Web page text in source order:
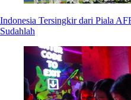
Indonesia Tersingkir dari Piala
Sudahlah